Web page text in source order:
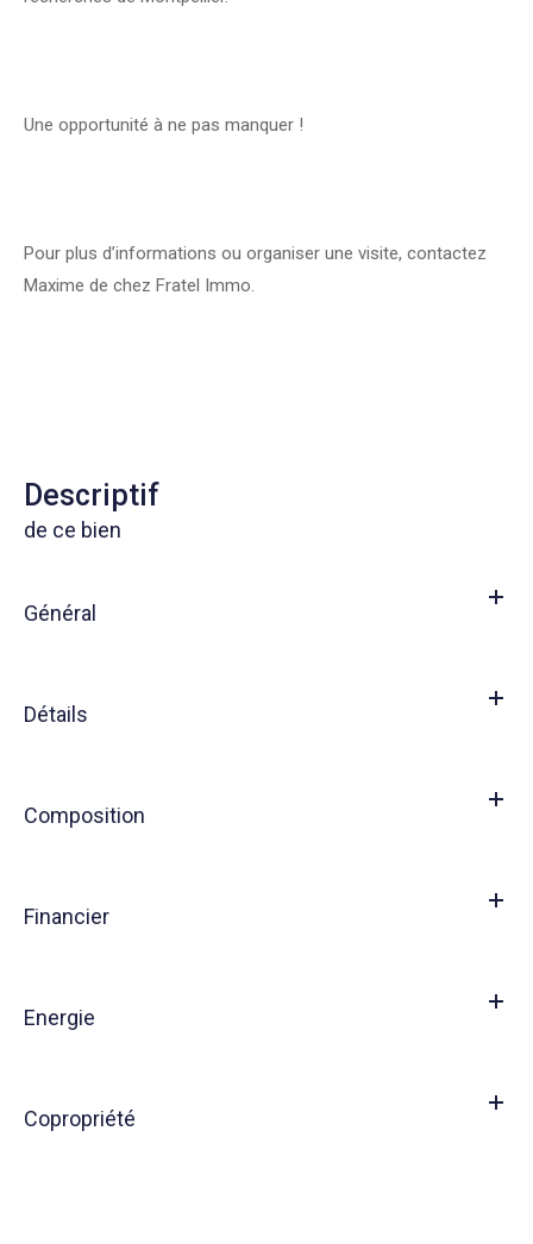
Une opportunité à ne pas manquer !
Pour plus d’informations ou organiser une visite, contactez
Maxime de chez Fratel Immo.
descriptif
de ce bien
Général
Détails
Composition
Financier
Energie
Copropriété